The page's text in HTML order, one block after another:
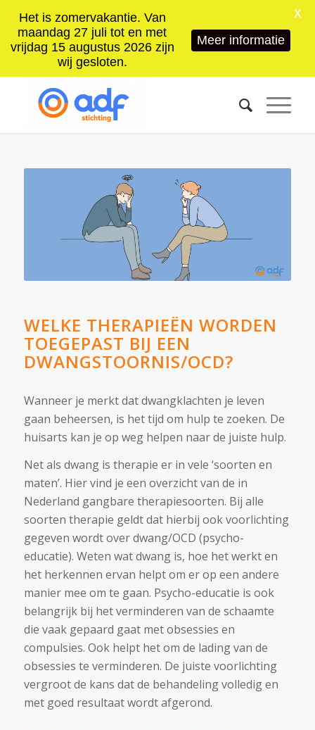
WELKE THERAPIEËN WORDEN
TOEGEPAST BIJ EEN
DWANGSTOORNIS/OCD?
Wanneer je merkt dat dwangklachten je leven
gaan beheersen, is het tijd om hulp te zoeken. De
huisarts kan je op weg helpen naar de juiste hulp.
Net als dwang is therapie er in vele ‘soorten en
maten’. Hier vind je een overzicht van de in
Nederland gangbare therapiesoorten. Bij alle
soorten therapie geldt dat hierbij ook voorlichting
gegeven wordt over dwang/OCD (psycho-
educatie). Weten wat dwang is, hoe het werkt en
het herkennen ervan helpt om er op een andere
manier mee om te gaan. Psycho-educatie is ook
belangrijk bij het verminderen van de schaamte
die vaak gepaard gaat met obsessies en
compulsies. Ook helpt het om de lading van de
obsessies te verminderen. De juiste voorlichting
vergroot de kans dat de behandeling volledig en
met goed resultaat wordt afgerond.
Het is zomervakantie. Van
maandag 27 juli tot en met
vrijdag 15 augustus 2026 zijn
wij gesloten.
Meer informatie
X